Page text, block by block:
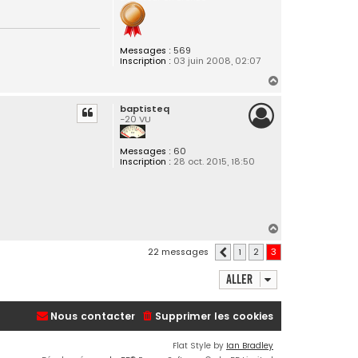
Messages : 569
Inscription : 03 juin 2008, 02:07
baptisteq
-20 VU
Messages : 60
Inscription : 28 oct. 2015, 18:50
a
22 messages Précédent
1 2 3
Aller
Supprimer les cookies
Nous contacter
Flat Style by Ian Bradley